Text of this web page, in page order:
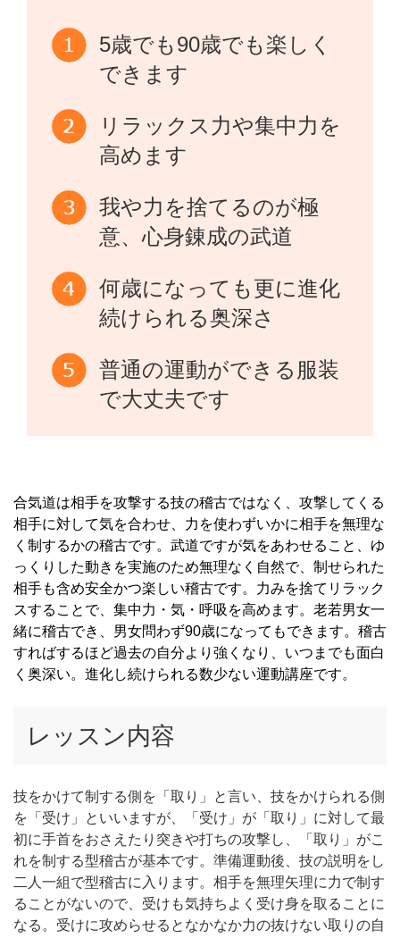
5歳でも90歳でも楽しく
できます
リラックス力や集中力を
高めます
我や力を捨てるのが極
意、心身錬成の武道
何歳になっても更に進化
続けられる奥深さ
普通の運動ができる服装
で大丈夫です
合気道は相手を攻撃する技の稽古ではなく、攻撃してくる
相手に対して気を合わせ、力を使わずいかに相手を無理な
く制するかの稽古です。武道ですが気をあわせること、ゆ
っくりした動きを実施のため無理なく自然で、制せられた
相手も含め安全かつ楽しい稽古です。力みを捨てリラック
スすることで、集中力・気・呼吸を高めます。老若男女一
緒に稽古でき、男女問わず90歳になってもできます。稽古
すればするほど過去の自分より強くなり、いつまでも面白
く奥深い。進化し続けられる数少ない運動講座です。
レッスン内容
技をかけて制する側を「取り」と言い、技をかけられる側
を「受け」といいますが、「受け」が「取り」に対して最
初に手首をおさえたり突きや打ちの攻撃し、「取り」がこ
れを制する型稽古が基本です。準備運動後、技の説明をし
二人一組で型稽古に入ります。相手を無理矢理に力で制す
ることがないので、受けも気持ちよく受け身を取ることに
なる。受けに攻めらせるとなかなか力の抜けない取りの自